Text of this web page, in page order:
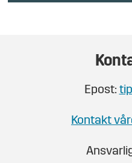
Epost:
Kontakt